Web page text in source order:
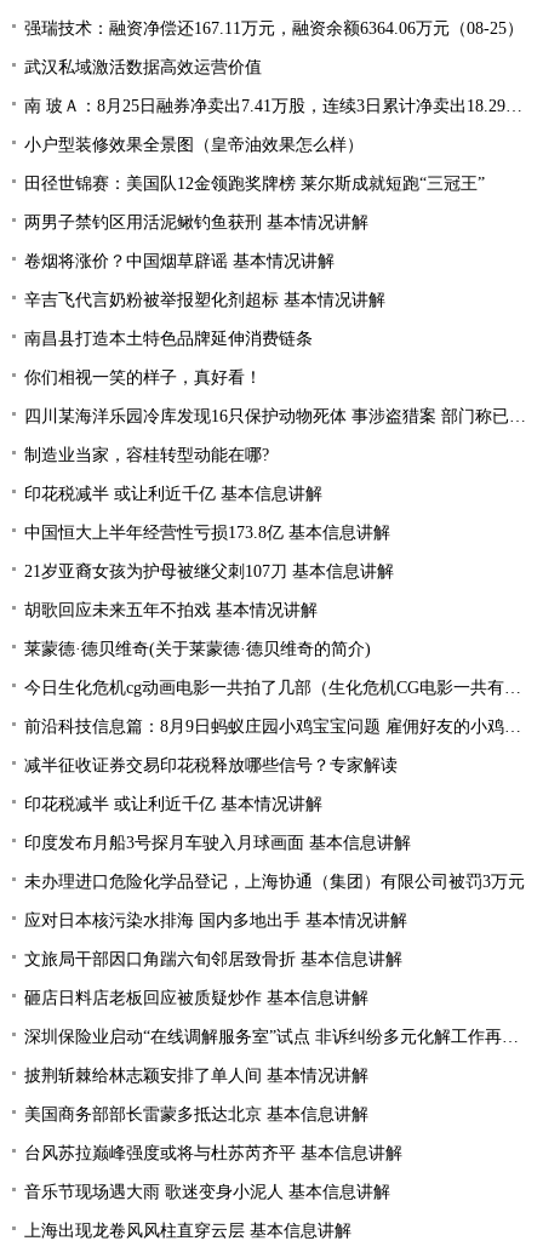
强瑞技术：融资净偿还167.11万元，融资余额6364.06万元（08-25）
武汉私域激活数据高效运营价值
南 玻Ａ：8月25日融券净卖出7.41万股，连续3日累计净卖出18.29万股
小户型装修效果全景图（皇帝油效果怎么样）
田径世锦赛：美国队12金领跑奖牌榜 莱尔斯成就短跑“三冠王”
两男子禁钓区用活泥鳅钓鱼获刑 基本情况讲解
卷烟将涨价？中国烟草辟谣 基本情况讲解
辛吉飞代言奶粉被举报塑化剂超标 基本情况讲解
南昌县打造本土特色品牌延伸消费链条
你们相视一笑的样子，真好看！
四川某海洋乐园冷库发现16只保护动物死体 事涉盗猎案 部门称已整改
制造业当家，容桂转型动能在哪?
印花税减半 或让利近千亿 基本信息讲解
中国恒大上半年经营性亏损173.8亿 基本信息讲解
21岁亚裔女孩为护母被继父刺107刀 基本信息讲解
胡歌回应未来五年不拍戏 基本情况讲解
莱蒙德·德贝维奇(关于莱蒙德·德贝维奇的简介)
今日生化危机cg动画电影一共拍了几部（生化危机CG电影一共有几部分别是什么）
前沿科技信息篇：8月9日蚂蚁庄园小鸡宝宝问题 雇佣好友的小鸡来工作一起生产肥料需要消耗
减半征收证券交易印花税释放哪些信号？专家解读
印花税减半 或让利近千亿 基本情况讲解
印度发布月船3号探月车驶入月球画面 基本信息讲解
未办理进口危险化学品登记，上海协通（集团）有限公司被罚3万元
应对日本核污染水排海 国内多地出手 基本情况讲解
文旅局干部因口角踹六旬邻居致骨折 基本信息讲解
砸店日料店老板回应被质疑炒作 基本信息讲解
深圳保险业启动“在线调解服务室”试点 非诉纠纷多元化解工作再提速
披荆斩棘给林志颖安排了单人间 基本情况讲解
美国商务部部长雷蒙多抵达北京 基本信息讲解
台风苏拉巅峰强度或将与杜苏芮齐平 基本信息讲解
音乐节现场遇大雨 歌迷变身小泥人 基本信息讲解
上海出现龙卷风风柱直穿云层 基本信息讲解